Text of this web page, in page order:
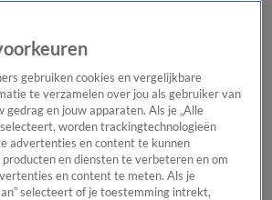
Regionieuws Het beste van Hart
Tip de
gebruiken cookies en vergelijkbare
te verzamelen over jou als gebruiker van
gedrag en jouw apparaten. Als je „Alle
worden trackingtechnologieën
advertenties en content te kunnen
producten en diensten te verbeteren en om
en content te meten. Als je
selecteert of je toestemming intrekt,